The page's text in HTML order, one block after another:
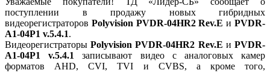
поступлении в продажу новых гибридных
видеорегистраторов Polyvision PVDR-04HR2 Rev.E иPVDR-
A1-04P1 v.5.4.1.
ВидеорегистраторыPolyvision PVDR-04HR2 Rev.E иPVDR-
A1-04P1 v.5.4.1
записывают видео с аналоговых камер
форматов AHD, CVI, TVI и CVBS, а кроме того,